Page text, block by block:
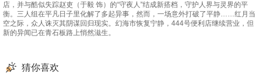
店，并与酷似失踪赵吏（于毅 饰）的“守夜人”结成新搭档，守护人界与灵界的平
衡。三人组在平凡日子里化解了多起异事，然而，一场意外打破了平静……红月当
空之际，众人诛灭其阴谋回归现实。幻海市恢复宁静，444号便利店继续营业，但
新的异闻已在青石板路上悄然滋生。
猜你喜欢